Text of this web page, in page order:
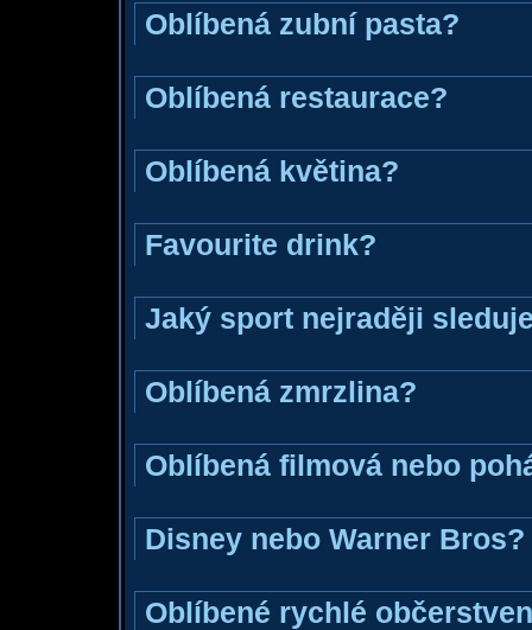
Oblíbená zubní pasta?
Oblíbená restaurace?
Oblíbená květina?
Favourite drink?
Jaký sport nejraději
Oblíbená zmrzlina?
Oblíbená filmová nebo
Disney nebo Warner Bros?
Oblíbené rychlé